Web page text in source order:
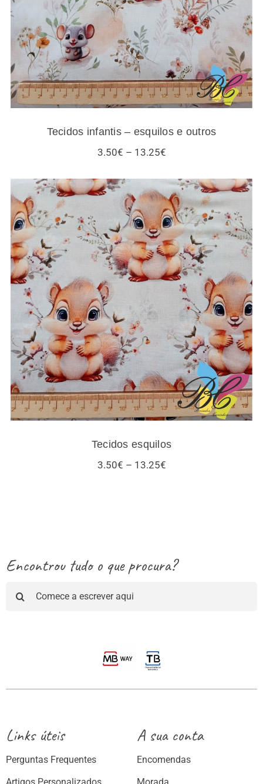
Tecidos infantis – esquilos e outros
3.50€ – 13.25€Price
through
13.25€
Tecidos esquilos
Tecidos esquilos
3.50€ – 13.25€Price
Encontrou tudo o que procura?
Links úteis
Perguntas Frequentes
Artigos Personalizados
A sua conta
Encomendas
Morada